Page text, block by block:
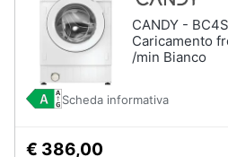
Pulizia
Aspirapolvere
Dyson
Vaporella
CANDY -
Caricamento
/min Bianco
Scheda informativa
€ 386,00